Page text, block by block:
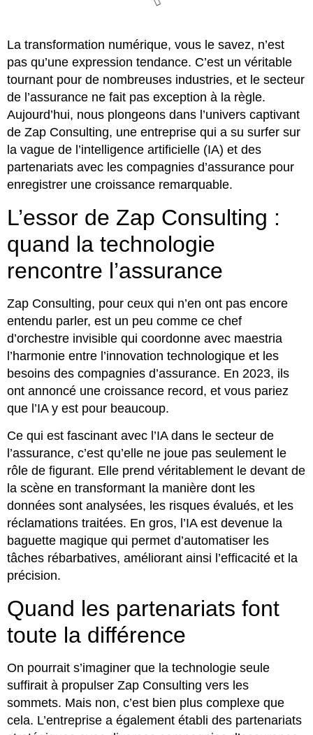
La transformation numérique, vous le savez, n’est
pas qu’une expression tendance. C’est un véritable
tournant pour de nombreuses industries, et le secteur
de l’assurance ne fait pas exception à la règle.
Aujourd’hui, nous plongeons dans l’univers captivant
de Zap Consulting, une entreprise qui a su surfer sur
la vague de l’intelligence artificielle (IA) et des
partenariats avec les compagnies d’assurance pour
enregistrer une croissance remarquable.
L’essor de Zap Consulting :
quand la technologie
rencontre l’assurance
Zap Consulting, pour ceux qui n’en ont pas encore
entendu parler, est un peu comme ce chef
d’orchestre invisible qui coordonne avec maestria
l’harmonie entre l’innovation technologique et les
besoins des compagnies d’assurance. En 2023, ils
ont annoncé une croissance record, et vous pariez
que l’IA y est pour beaucoup.
Ce qui est fascinant avec l’IA dans le secteur de
l’assurance, c’est qu’elle ne joue pas seulement le
rôle de figurant. Elle prend véritablement le devant de
la scène en transformant la manière dont les
données sont analysées, les risques évalués, et les
réclamations traitées. En gros, l’IA est devenue la
baguette magique qui permet d’automatiser les
tâches rébarbatives, améliorant ainsi l’efficacité et la
précision.
Quand les partenariats font
toute la différence
On pourrait s’imaginer que la technologie seule
suffirait à propulser Zap Consulting vers les
sommets. Mais non, c’est bien plus complexe que
cela. L’entreprise a également établi des partenariats